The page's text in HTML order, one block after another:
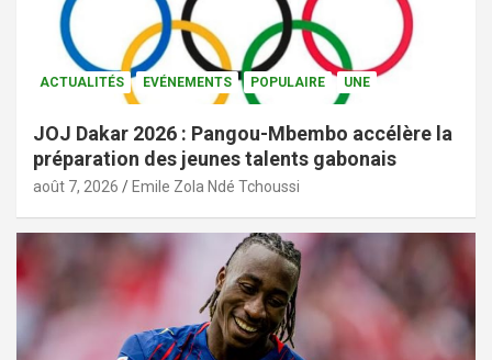
ACTUALITÉS EVÉNEMENTS POPULAIRE UNE
JOJ Dakar 2026 : Pangou-Mbembo accélère la
préparation des jeunes talents gabonais
août 7, 2026 Emile Zola Ndé Tchoussi